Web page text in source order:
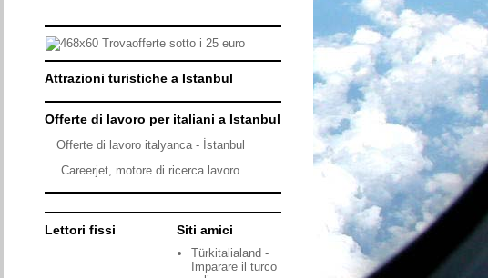
Attrazioni turistiche a Istanbul
Offerte di lavoro per italiani a Istanbul
Offerte di lavoro italyanca - İstanbul
Careerjet, motore di ricerca lavoro
Lettori fissi Siti amici
Türkitalialand -
Imparare il turco